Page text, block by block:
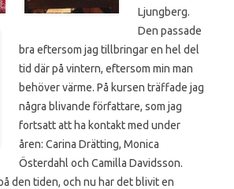
Ljungberg.
Den passade
bra eftersom jag tillbringar en hel del
tid där på vintern, eftersom min man
behöver värme. På kursen träffade jag
några blivande författare, som jag
fortsatt att ha kontakt med under
åren: Carina Drätting, Monica
Österdahl och Camilla Davidsson.
den tiden, och nu har det blivit en